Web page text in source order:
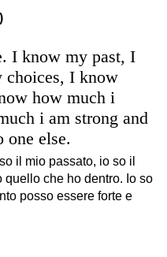
I know my past, I
choices, I know
how much i
i am strong and
one else.
il mio passato, io so il
quello che ho dentro. Io so
posso essere forte e